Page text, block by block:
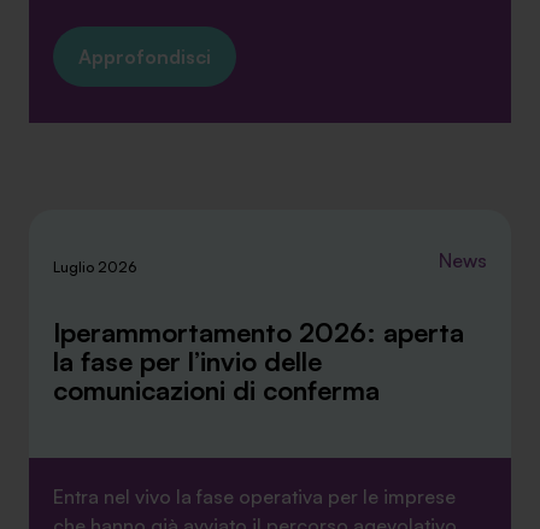
Approfondisci
Luglio 2026 News
Iperammortamento 2026: aperta
la fase per l’invio delle
comunicazioni di conferma
Entra nel vivo la fase operativa per le imprese